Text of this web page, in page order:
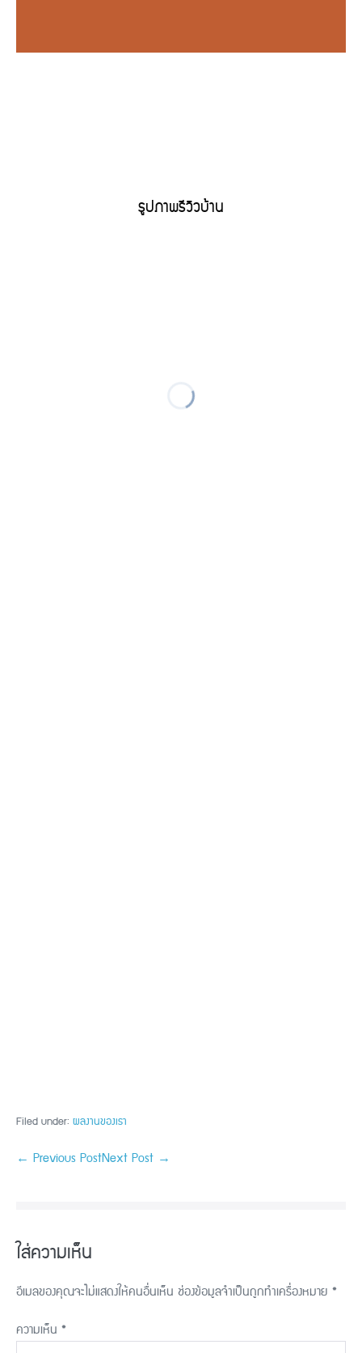
รูปภาพรีวิวบ้าน
Filed under: ผลงานของเรา
← Previous PostNext Post →
ใส่ความเห็น
อีเมลของคุณจะไม่แสดงให้คนอื่นเห็น ช่องข้อมูลจำเป็นถูกทำเครื่องหมาย *
ความเห็น *